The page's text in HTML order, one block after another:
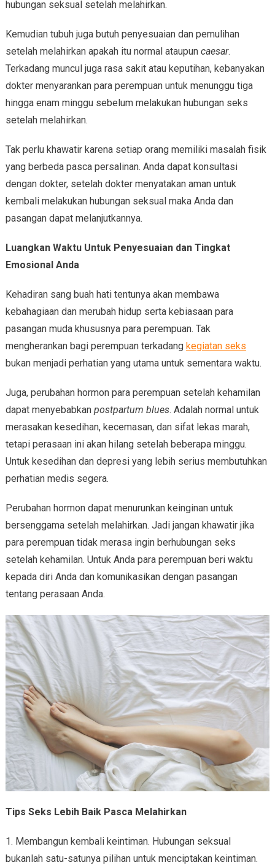
hubungan seksual setelah melahirkan.
Kemudian tubuh juga butuh penyesuaian dan pemulihan
setelah melahirkan apakah itu normal ataupun caesar.
Terkadang muncul juga rasa sakit atau keputihan, kebanyakan
dokter menyarankan para perempuan untuk menunggu tiga
hingga enam minggu sebelum melakukan hubungan seks
setelah melahirkan.
Tak perlu khawatir karena setiap orang memiliki masalah fisik
yang berbeda pasca persalinan. Anda dapat konsultasi
dengan dokter, setelah dokter menyatakan aman untuk
kembali melakukan hubungan seksual maka Anda dan
pasangan dapat melanjutkannya.
Luangkan Waktu Untuk Penyesuaian dan Tingkat
Emosional Anda
Kehadiran sang buah hati tentunya akan membawa
kebahagiaan dan merubah hidup serta kebiasaan para
pasangan muda khususnya para perempuan. Tak
mengherankan bagi perempuan terkadang kegiatan seks
bukan menjadi perhatian yang utama untuk sementara waktu.
Juga, perubahan hormon para perempuan setelah kehamilan
dapat menyebabkan postpartum blues. Adalah normal untuk
merasakan kesedihan, kecemasan, dan sifat lekas marah,
tetapi perasaan ini akan hilang setelah beberapa minggu.
Untuk kesedihan dan depresi yang lebih serius membutuhkan
perhatian medis segera.
Perubahan hormon dapat menurunkan keinginan untuk
bersenggama setelah melahirkan. Jadi jangan khawatir jika
para perempuan tidak merasa ingin berhubungan seks
setelah kehamilan. Untuk Anda para perempuan beri waktu
kepada diri Anda dan komunikasikan dengan pasangan
tentang perasaan Anda.
Tips Seks Lebih Baik Pasca Melahirkan
1. Membangun kembali keintiman. Hubungan seksual
bukanlah satu-satunya pilihan untuk menciptakan keintiman.